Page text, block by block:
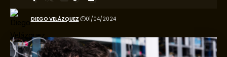
DIEGO VELÁZQUEZ 01/04/2024